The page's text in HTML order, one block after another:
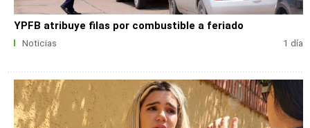
YPFB atribuye filas por combustible a feriado
Noticias 1 día